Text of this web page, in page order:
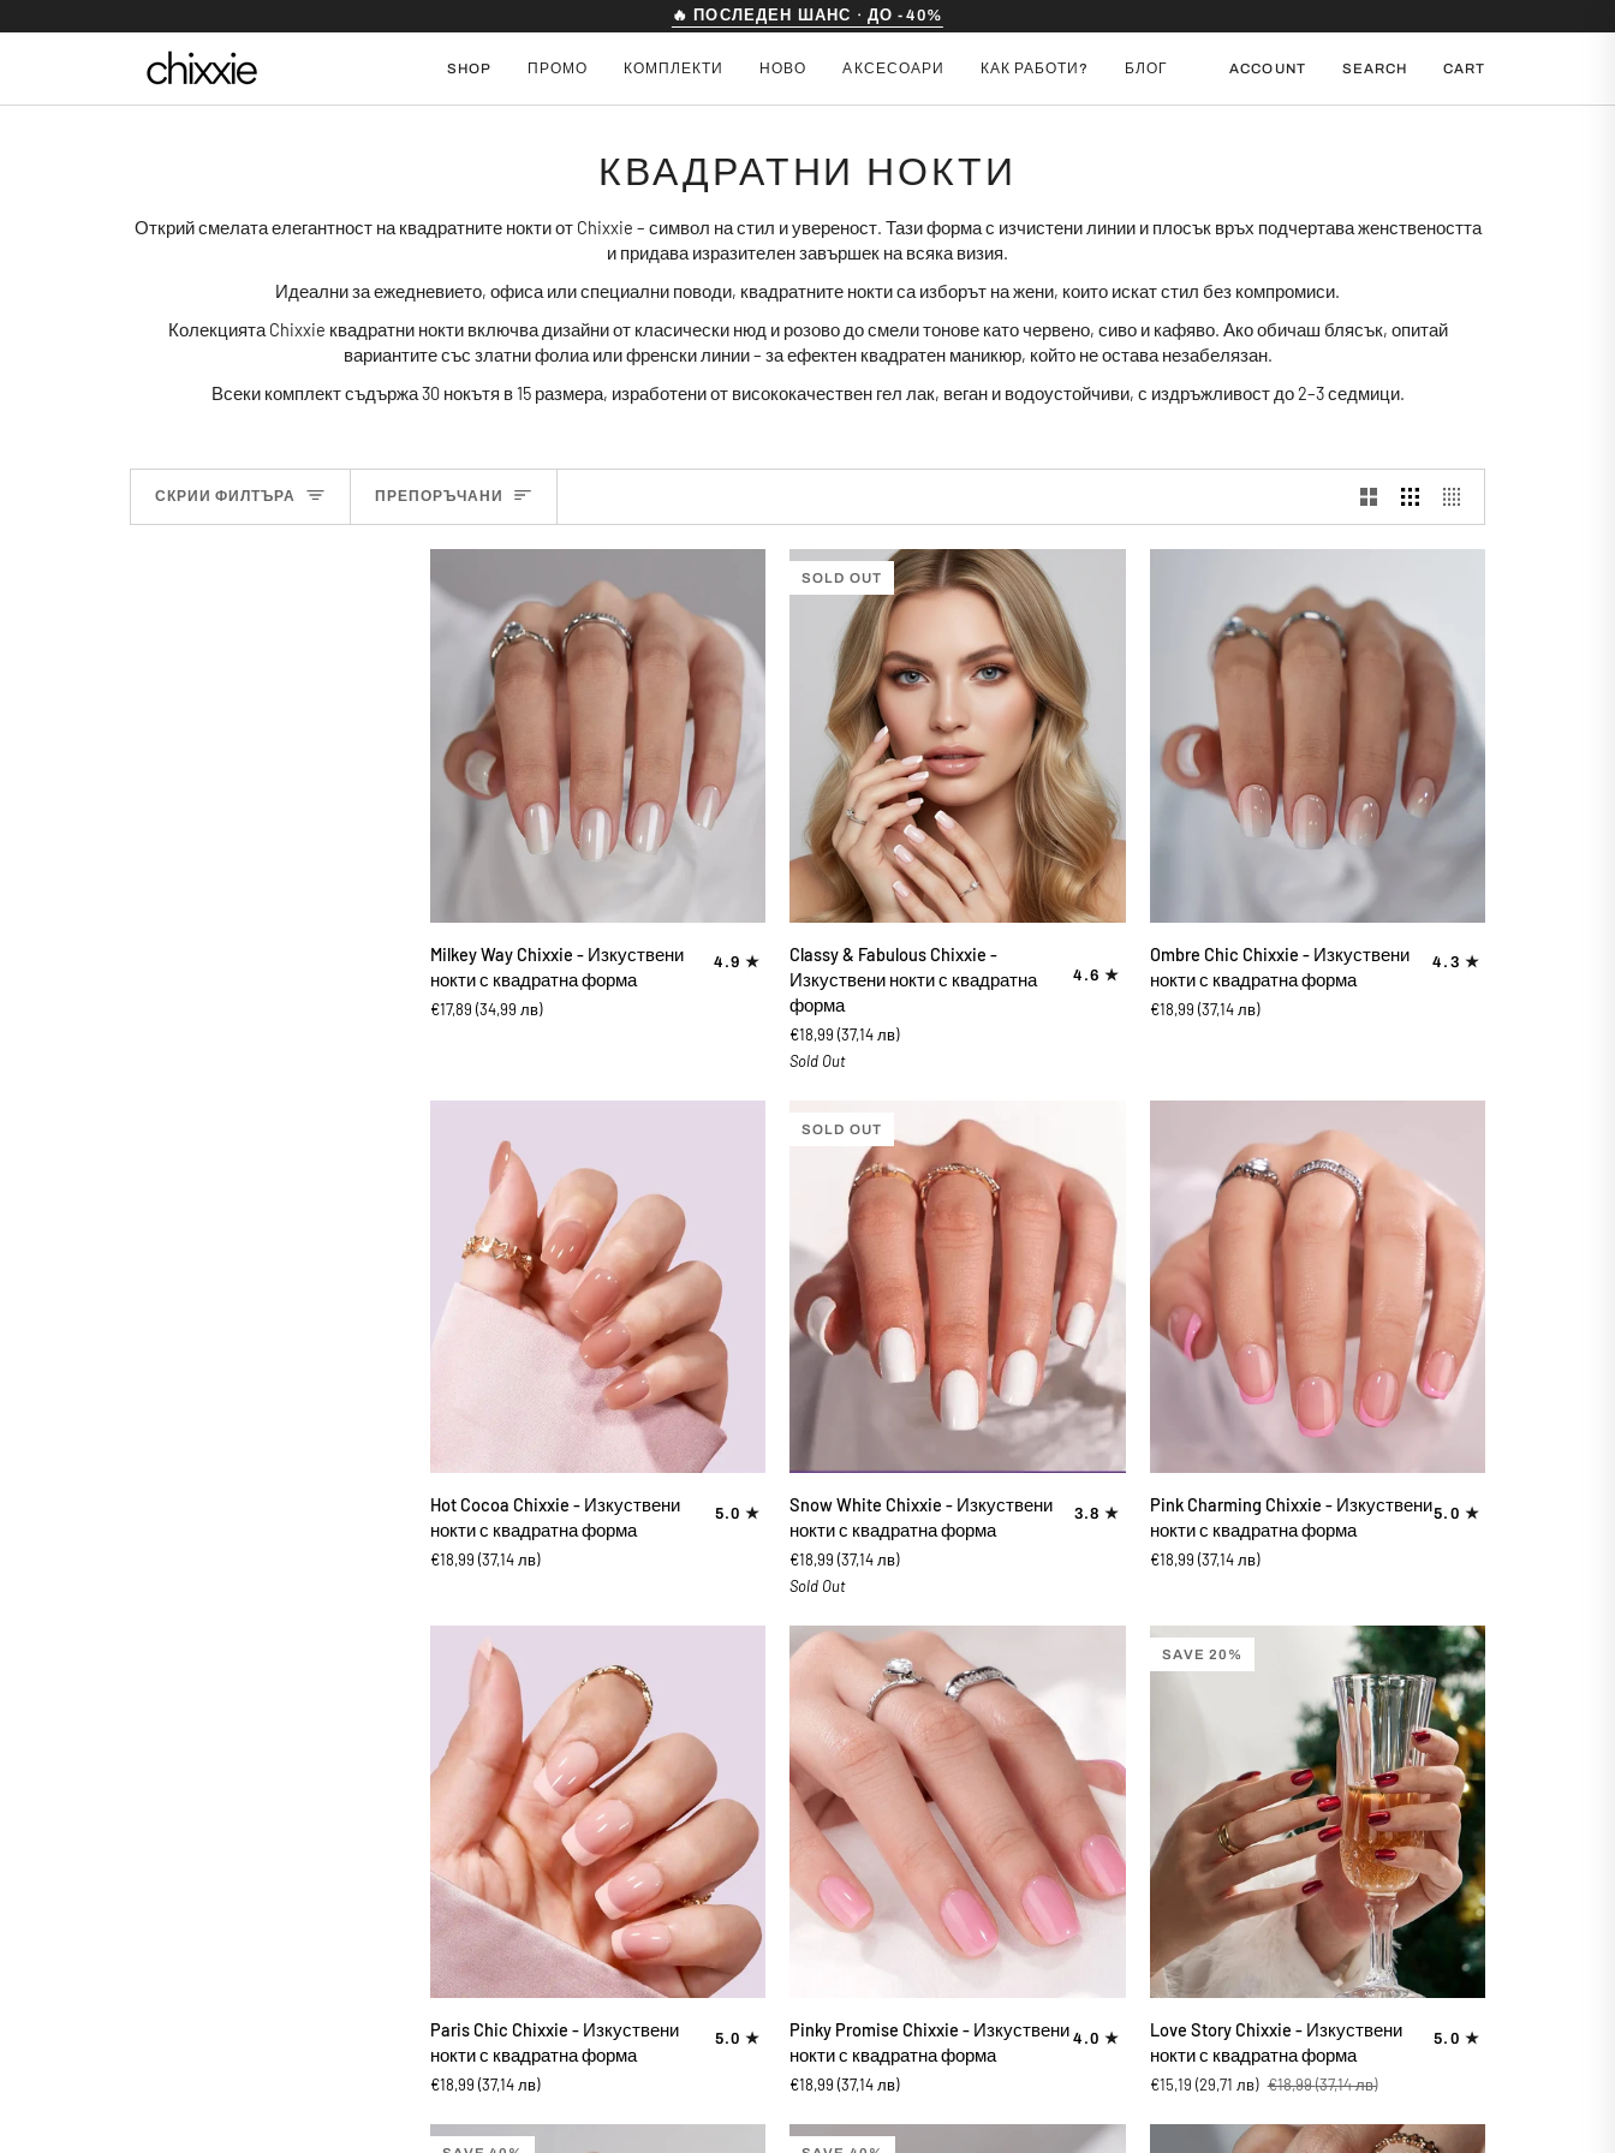
to
🔒 14 ДНИ ГАРАНЦИЯ ЗА ВРЪЩАНЕ
SHOP ПРОМО КОМПЛЕКТИ НОВО АКСЕСОАРИ КАК РАБОТИ? БЛОГ ACCOUNT SEARCH CART
КВАДРАТНИ НОКТИ
Открий смелата елегантност на квадратните нокти от Chixxie – символ на стил и увереност. Тази форма с изчистени линии и плосък връх подчертава женствеността
и придава изразителен завършек на всяка визия.
Идеалниза ежедневието, офиса или специални поводи, квадратните нокти са изборът на жени, които искат стил без компромиси.
Колекцията Chixxie квадратни нокти включва дизайни от класически нюд и розово до смели тонове като червено, сиво и кафяво. Ако обичаш блясък, опитай
вариантите със златни фолиа или френски линии – за ефектен квадратен маникюр, който не остава незабелязан.
Всеки комплект съдържа 30 нокътя в 15 размера, изработени от висококачествен гел лак, веган и водоустойчиви, с издръжливост до 2–3 седмици.
СКРИИ ФИЛТЪРА СОРТИРАЙ
ПРЕПОРЪЧАНИ
ДОБАВИ В КОЛИЧКАТА
Milkey
Way
Chixxie
-
Milkey Way Chixxie - Изкуствени
нокти с квадратна форма
4.9
€17,89 (34,99 лв)
SOLD OUT
ДОБАВИ В КОЛИЧКАТА
Classy
&
Fabulous
Chixxie
-
Изкуствени
квадратна
Classy & Fabulous Chixxie -
Изкуствени нокти с квадратна
форма
4.6
€18,99(37,14 лв)
Sold Out
ДОБАВИ В КОЛИЧКАТА
Ombre
Chic
Chixxie
-
Ombre Chic Chixxie - Изкуствени
нокти с квадратна форма
4.3
€18,99 (37,14 лв)
ДОБАВИ В КОЛИЧКАТА
Hot
Cocoa
Chixxie
-
квадратна
Hot Cocoa Chixxie - Изкуствени
нокти с квадратна форма
5.0
€18,99 (37,14 лв)
SOLD OUT
ДОБАВИ В КОЛИЧКАТА
Snow
White
Chixxie
-
Изкуствени
с
форма
Snow White Chixxie - Изкуствени
нокти с квадратна форма
3.8
€18,99(37,14 лв)
Sold Out
ДОБАВИ В КОЛИЧКАТА
Pink
Charming
Chixxie
-
с
квадратна
Pink Charming Chixxie - Изкуствени
нокти с квадратна форма
5.0
€18,99 (37,14 лв)
ДОБАВИ В КОЛИЧКАТА
Paris
-
Изкуствени
нокти
Paris Chic Chixxie - Изкуствени
нокти с квадратна форма
5.0
€18,99 (37,14 лв)
ДОБАВИ В КОЛИЧКАТА
Pinky
Promise
-
Изкуствени
нокти
Pinky Promise Chixxie - Изкуствени
нокти с квадратна форма
4.0
€18,99(37,14 лв)
SAVE 20%
ДОБАВИ В КОЛИЧКАТА
Love
-
Изкуствени
Love Story Chixxie - Изкуствени
нокти с квадратна форма
5.0
€15,19 (29,71 лв) €18,99(37,14 лв)